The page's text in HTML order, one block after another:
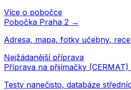
Více o pobočce
Pobočka Praha 2 →
Adresa, mapa, fotky učebny,
Nejžádanější příprava
Příprava na přijímačky
Testy nanečisto, databáze